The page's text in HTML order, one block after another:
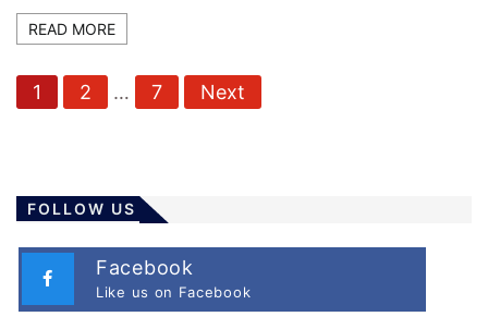
READ MORE
P
o
s
p
g
1 2 … 7 Next
FOLLOW US
Facebook
Like us on Facebook